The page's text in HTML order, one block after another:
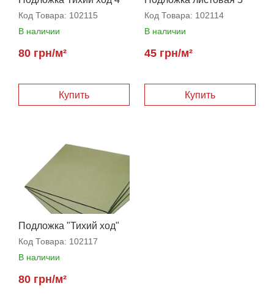
мм
Код Товара: 102115
В наличии
80 грн/м²
Купить
мм
Код Товара: 102114
В наличии
45 грн/м²
Купить
Подложка "Тихий ход"
3,5 мм
Код Товара: 102117
В наличии
80 грн/м²